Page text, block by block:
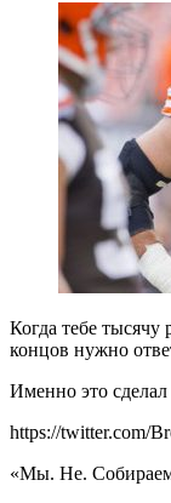
Когда тебе тысячу
концов нужно
Именно это
https://twitter.com/
«Мы. Не.